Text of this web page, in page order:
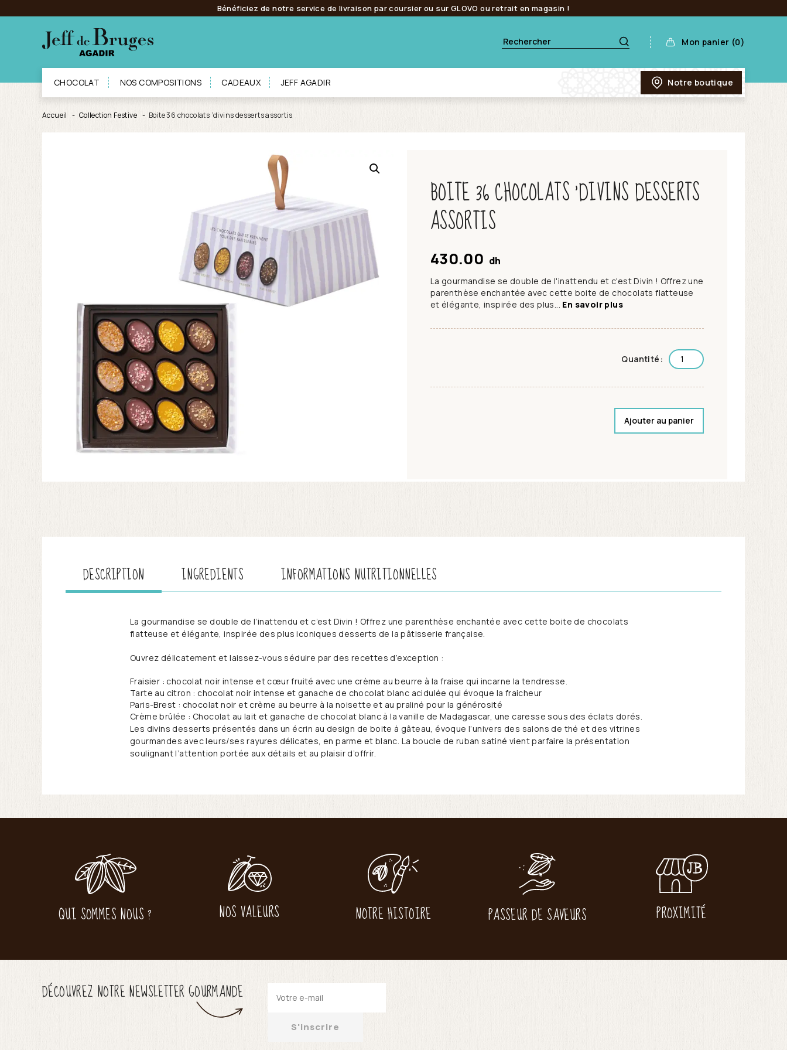
Bénéficiez de notre service de livraison par coursier ou sur GLOVO ou retrait en magasin !
Mon panier (0)
CHOCOLAT NOS COMPOSITIONS CADEAUX JEFF AGADIR Notre boutique
Accueil Collection Festive Boite 36 chocolats ‘divins desserts assortis
BOITE 36 CHOCOLATS ‘DIVINS DESSERTS
ASSORTIS
430.00 dh
La gourmandise se double de l'inattendu et c'est Divin ! Offrez une
parenthèse enchantée avec cette boite de chocolats flatteuse
et élégante, inspirée des plus... En savoir plus
Quantité:
Ajouter au panier
DESCRIPTION INGREDIENTS INFORMATIONS NUTRITIONNELLES
La gourmandise se double de l’inattendu et c’est Divin ! Offrez une parenthèse enchantée avec cette boite de chocolats
flatteuse et élégante, inspirée des plus iconiques desserts de la pâtisserie française.
Ouvrez délicatement et laissez-vous séduire par des recettes d’exception :
Fraisier : chocolat noir intense et cœur fruité avec une crème au beurre à la fraise qui incarne la tendresse.
Tarte au citron : chocolat noir intense et ganache de chocolat blanc acidulée qui évoque la fraicheur
Paris-Brest : chocolat noir et crème au beurre à la noisette et au praliné pour la générosité
Crème brûlée : Chocolat au lait et ganache de chocolat blanc à la vanille de Madagascar, une caresse sous des éclats dorés.
Les divins desserts présentés dans un écrin au design de boite à gâteau, évoque l’univers des salons de thé et des vitrines
gourmandes avec leurs/ses rayures délicates, en parme et blanc. La boucle de ruban satiné vient parfaire la présentation
soulignant l’attention portée aux détails et au plaisir d’offrir.
QUI SOMMES NOUS ? NOS VALEURS NOTRE HISTOIRE PASSEUR DE SAVEURS PROXIMITÉ
DÉCOUVREZ NOTRE NEWSLETTER GOURMANDE
S'inscrire